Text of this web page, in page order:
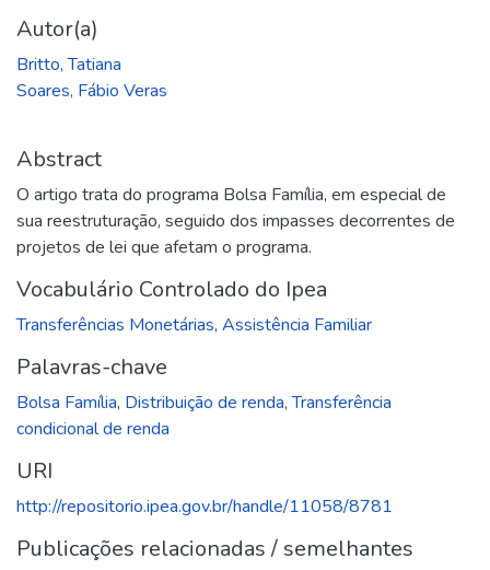
Autor(a)
Britto, Tatiana
Soares, Fábio Veras
Abstract
O artigo trata do programa Bolsa Família, em especial de
sua reestruturação, seguido dos impasses decorrentes de
projetos de lei que afetam o programa.
Vocabulário Controlado do Ipea
Transferências Monetárias, Assistência Familiar
Palavras-chave
Bolsa Família, Distribuição de renda,Transferência
condicional de renda
URI
http://repositorio.ipea.gov.br/handle/11058/8781
Publicações relacionadas / semelhantes